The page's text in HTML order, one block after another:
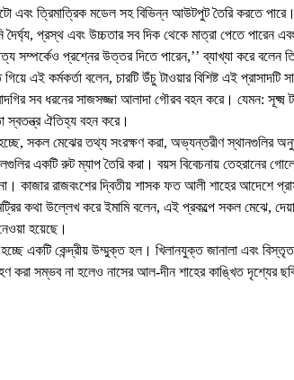
এবং ত্রিমাত্রিক মডেল সহ বিভিন্ন আউটপুট তৈরি করতে পারে।
দৈর্ঘ্য, প্রস্থ এবং উচ্চতার সব দিক থেকে মাত্রা পেতে পারেন
সম্পর্কেও প্রশ্নের উত্তর দিতে পারেন,’’ ব্যাখ্যা করে বলেন
এই কর্মকর্তা বলেন, চারটি উঁচু টাওয়ার বিশিষ্ট এই
সব ধরনের সাজসজ্জা আলাদা গৌরব বহন করে। যেমন: সূক্ষ্ম
স্বতন্ত্র ঐতিহ্য বহন করে।
হচ্ছে, সকল মেঝের তথ্য সংরক্ষণ করা, অভ্যন্তরীণ স্থানগুলির
একটি রুট ম্যাপ তৈরি করা। বয়স বিবেচনায় তেহরানের
কাজার রাজবংশের দ্বিতীয় শাসক ফত আলী শাহের আদেশে
কথা উল্লেখ করে ইমামি বলেন, এই প্রকল্পে সকল মেঝে,
হয়েছে।
একটি কেন্দ্রীয় উম্মুক্ত হল। খিলানযুক্ত জানালা এবং
করা সম্ভব না হলেও নাসের আল-দীন শাহের কাঙ্খিত দৃশ্যের